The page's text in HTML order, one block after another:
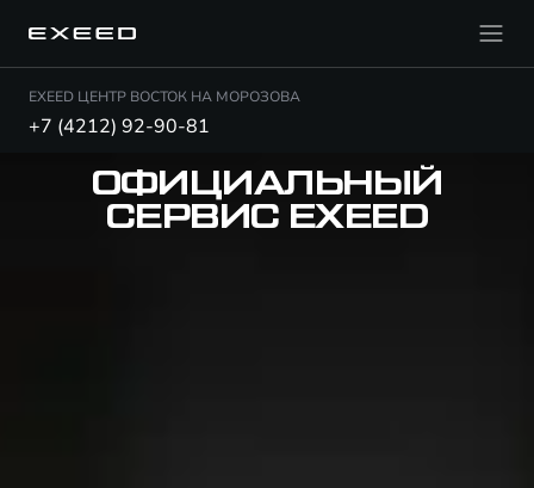
EXEED ЦЕНТР ВОСТОК НА МОРОЗОВА
+7 (4212) 92-90-81
ОФИЦИАЛЬНЫЙ
СЕРВИС EXEED